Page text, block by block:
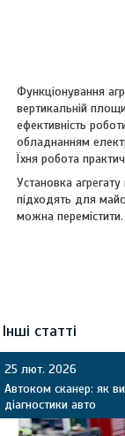
Функціонування
вертикальній
ефективність
обладнанням
Їхня робота
Установка
підходять для
можна перемістити.
Інші статті
25 лют. 2026
Автоком сканер: як
діагностики авто